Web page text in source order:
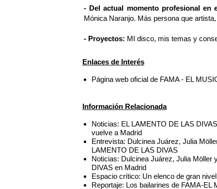
- Del actual momento profesional en
Mónica Naranjo. Más persona que
- Proyectos: MI disco, mis temas y
Enlaces de Interés
Página web oficial de FAMA - EL
Información Relacionada
Noticias: EL LAMENTO DE LAS
vuelve a Madrid
Entrevista: Dulcinea Juárez, Julia
LAMENTO DE LAS DIVAS
Noticias: Dulcinea Juárez, Julia
DIVAS en Madrid
Espacio crítico: Un elenco de gran
Reportaje: Los bailarines de FAMA-EL